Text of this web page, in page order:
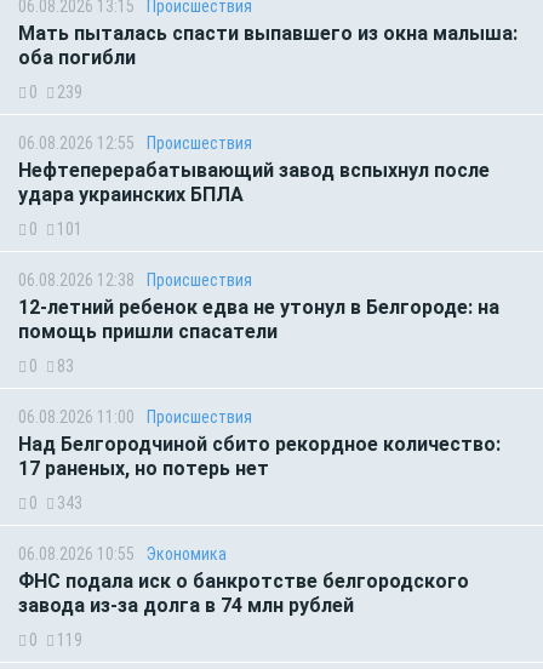
06.08.2026 13:15 Происшествия
Мать пыталась спасти выпавшего из окна малыша:
оба погибли
0 239
06.08.2026 12:55 Происшествия
Нефтеперерабатывающий завод вспыхнул после
удара украинских БПЛА
0 101
06.08.2026 12:38 Происшествия
12-летний ребенок едва не утонул в Белгороде: на
помощь пришли спасатели
0 83
06.08.2026 11:00 Происшествия
Над Белгородчиной сбито рекордное количество:
17 раненых, но потерь нет
0 343
06.08.2026 10:55 Экономика
ФНС подала иск о банкротстве белгородского
завода из-за долга в 74 млн рублей
0 119